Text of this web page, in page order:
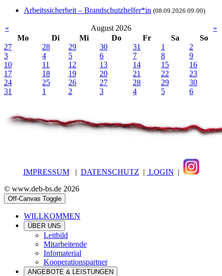
Arbeitssicherheit – Brandschutzhelfer*in (08.09.2026 09:00)
« August 2026
»
Mo
Di Mi Do Fr Sa
So
27
28 29 30 31 1
2
3
4 5 6 7 8
9
10
11 12 13 14 15
16
17
18 19 20 21 22
23
24
25 26 27 28 29
30
31
1 2 3 4 5 6
IMPRESSUM| DATENSCHUTZ | LOGIN |
© www.deb-bs.de 2026
Off-Canvas Toggle
WILLKOMMEN
ÜBER UNS
Leitbild
Mitarbeitende
Infomaterial
Kooperationspartner
ANGEBOTE & LEISTUNGEN